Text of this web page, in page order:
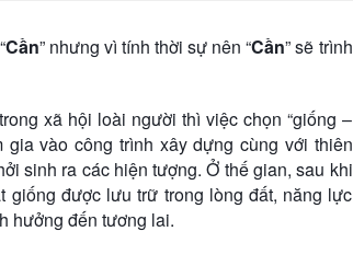
Cần” nhưng vì tính thời sự nên “Cần” sẽ trình
xã hội loài người thì việc chọn “giống –
vào công trình xây dựng cùng với thiên
sinh ra các hiện tượng. Ở thế gian, sau khi
được lưu trữ trong lòng đất, năng lực
hưởng đến tương lai.